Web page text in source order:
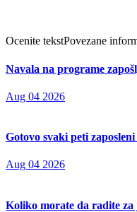
Ocenite tekstPovezane
Navala na programe
Aug 04 2026
Gotovo svaki peti
Aug 04 2026
Koliko morate da radite za